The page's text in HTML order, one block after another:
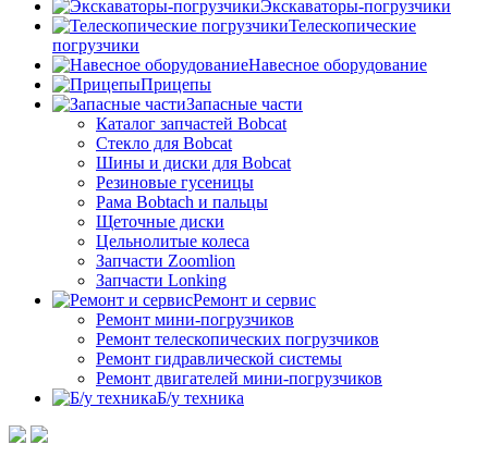
Экскаваторы-погрузчики
Телескопические
погрузчики
Навесное оборудование
Прицепы
Запасные части
Каталог запчастей Bobcat
Стекло для Bobcat
Шины и диски для Bobcat
Резиновые гусеницы
Рама Bobtach и пальцы
Щеточные диски
Цельнолитые колеса
Запчасти Zoomlion
Запчасти Lonking
Ремонт и сервис
Ремонт мини-погрузчиков
Ремонт телескопических погрузчиков
Ремонт гидравлической системы
Ремонт двигателей мини-погрузчиков
Б/у техника